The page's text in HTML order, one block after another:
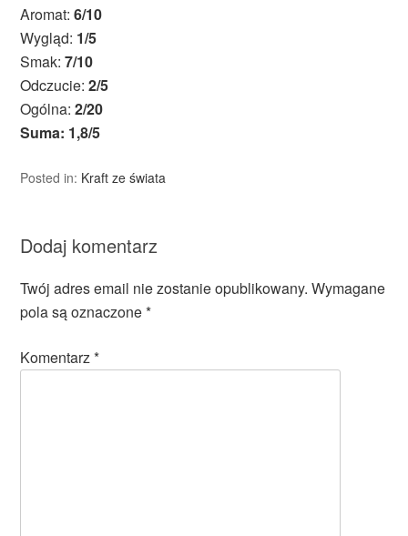
Aromat:6/10
Wygląd: 1/5
Smak:7/10
Odczucie:2/5
Ogólna:2/20
Suma: 1,8/5
Posted in: Kraft ze świata
Dodaj komentarz
Twój adres email nie zostanie opublikowany. Wymagane
pola są oznaczone*
Komentarz*